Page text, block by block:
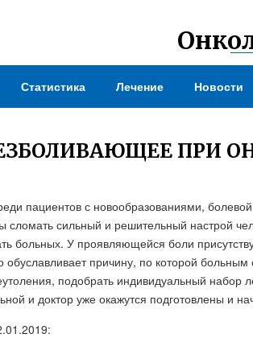
Статистика Лечение Новости
ПРИ
пациентов с новообразованиями,
сильный и решительный настрой
больных. У проявляющейся боли
причину, по которой
подобрать индивидуальный набор
и доктор уже окажутся подготовлены и